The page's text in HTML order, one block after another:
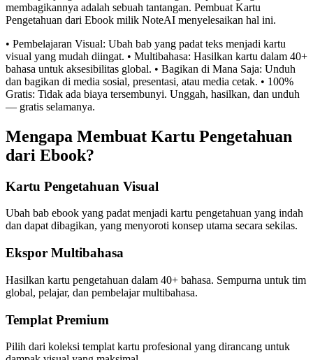
membagikannya adalah sebuah tantangan. Pembuat Kartu
Pengetahuan dari Ebook milik NoteAI menyelesaikan hal ini.
• Pembelajaran Visual: Ubah bab yang padat teks menjadi kartu
visual yang mudah diingat. • Multibahasa: Hasilkan kartu dalam 40+
bahasa untuk aksesibilitas global. • Bagikan di Mana Saja: Unduh
dan bagikan di media sosial, presentasi, atau media cetak. • 100%
Gratis: Tidak ada biaya tersembunyi. Unggah, hasilkan, dan unduh
— gratis selamanya.
Mengapa Membuat Kartu Pengetahuan
dari Ebook?
Kartu Pengetahuan Visual
Ubah bab ebook yang padat menjadi kartu pengetahuan yang indah
dan dapat dibagikan, yang menyoroti konsep utama secara sekilas.
Ekspor Multibahasa
Hasilkan kartu pengetahuan dalam 40+ bahasa. Sempurna untuk tim
global, pelajar, dan pembelajar multibahasa.
Templat Premium
Pilih dari koleksi templat kartu profesional yang dirancang untuk